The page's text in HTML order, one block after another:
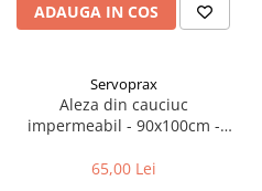
ADAUGA IN COS
Servoprax
Aleza din cauciuc
impermeabil - 90x100cm -
65,00 Lei